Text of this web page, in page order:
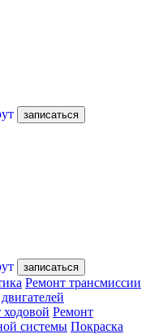
записаться
записаться
Ремонт трансмиссии
Ремонт
системы Покраска